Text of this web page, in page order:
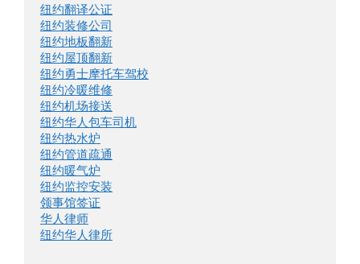
纽约翻译公证
纽约装修公司
纽约地板翻新
纽约屋顶翻新
纽约勇士摩托车驾校
纽约冷暖维修
纽约机场接送
纽约华人包车司机
纽约热水炉
纽约管道疏通
纽约暖气炉
纽约监控安装
领事馆签证
华人律师
纽约华人律所